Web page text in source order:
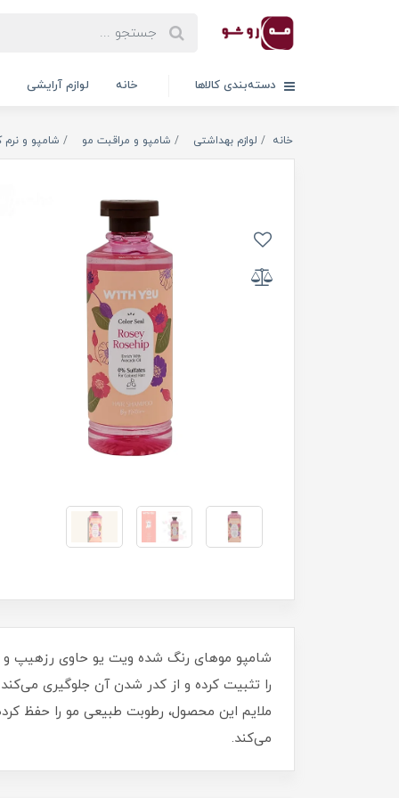
دسته‌بندی کالاها خانه لوازم آرایشی
خانه لوازم بهداشتی شامپو و مراقبت مو شامپو و نرم
شامپو موهای رنگ شده ویت یو حاوی رزهیپ و
را تثبیت کرده و از کدر شدن آن جلوگیری
ملایم این محصول، رطوبت طبیعی مو را حفظ
می‌کند.